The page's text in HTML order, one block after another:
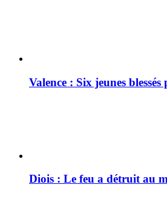
Valence : Six jeunes
Diois : Le feu a détruit au